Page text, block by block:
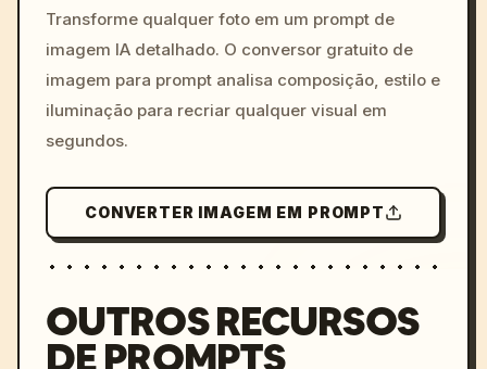
colors, 8k --v 6.0
Transforme qualquer foto em um prompt de
imagem IA detalhado. O conversor gratuito de
imagem para prompt analisa composição, estilo e
iluminação para recriar qualquer visual em
segundos.
CONVERTER IMAGEM EM PROMPT
OUTROS RECURSOS
DE PROMPTS